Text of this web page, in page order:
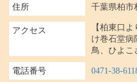
住所 千葉県柏市
アクセス
【柏東口
け巻石堂病
鳥、ひよこ
電話番号 0471-38-